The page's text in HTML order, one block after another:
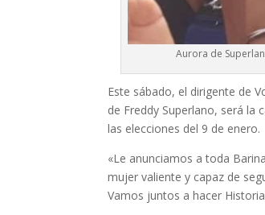
Aurora de
Este sábado, el dirigente de
de Freddy Superlano, será la
las elecciones del 9 de enero.
«Le anunciamos a toda
mujer valiente y capaz de
Vamos juntos a hacer